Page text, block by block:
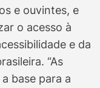
e ouvintes, e
o acesso à
e da
“As
base para a